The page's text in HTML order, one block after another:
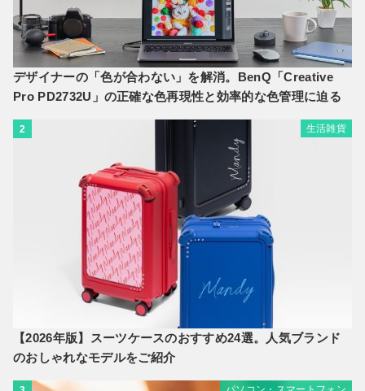
デザイナーの「色が合わない」を解消。BenQ「Creative
Pro PD2732U」の正確な色再現性と効率的な色管理に迫る
2 生活雑貨
【2026年版】スーツケースのおすすめ24選。人気ブランド
のおしゃれなモデルをご紹介